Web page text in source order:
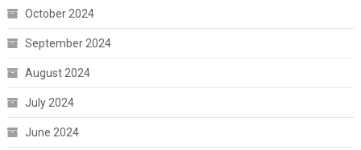
October 2024
September 2024
August 2024
July 2024
June 2024